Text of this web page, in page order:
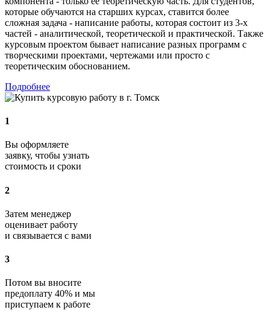
которые обучаются на старших курсах, ставится более
сложная задача - написание работы, которая состоит из 3-х
частей - аналитической, теоретической и практической. Также
курсовым проектом бывает написание разных программ с
творческими проектами, чертежами или просто с
теоретическим обоснованием.
Подробнее
1
Вы оформляете
заявку, чтобы узнать
стоимость и сроки
2
Затем менеджер
оценивает работу
и связывается с вами
3
Потом вы вносите
предоплату 40% и мы
приступаем к работе